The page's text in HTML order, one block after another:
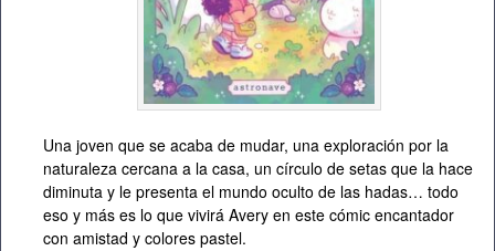
Una joven que se acaba de mudar, una exploración por la
naturaleza cercana a la casa, un círculo de setas que la hace
diminuta y le presenta el mundo oculto de las hadas… todo
eso y más es lo que vivirá Avery en este cómic encantador
con amistad y colores pastel.